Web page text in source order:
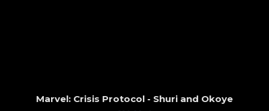
Marvel: Crisis Protocol - Shuri and Okoye